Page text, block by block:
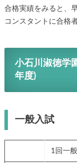
合格実績をみると、
コンスタントに合格
小石川淑徳学
年度)
一般入試
1回一般